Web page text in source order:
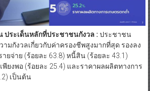
ประเด็นหลักที่ประชาชนกังวล : ประชาชน
ามกังวลเกี่ยวกับค่าครองชีพสูงมากที่สุด รองลง
ยจ่าย (ร้อยละ 63.8) หนี้สิน (ร้อยละ 43.1)
ยงพอ (ร้อยละ 25.4) และราคาผลผลิตทางการ
เป็นต้น